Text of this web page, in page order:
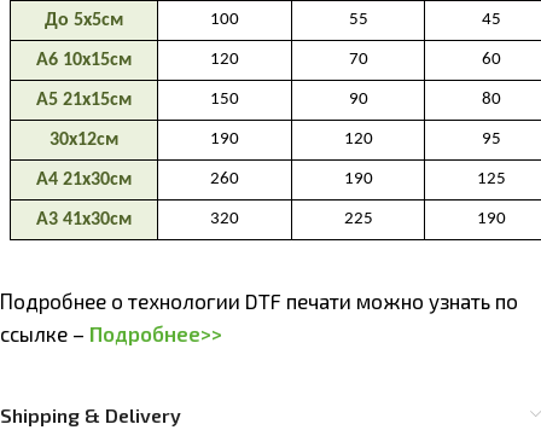
Подробнее о технологии DTF печати можно узнать по
ссылке – Подробнее>>
Shipping & Delivery